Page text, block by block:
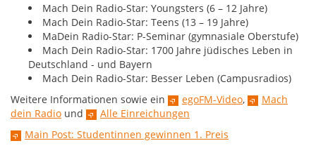
Mach Dein Radio-Star: Youngsters (6 – 12 Jahre)
Mach Dein Radio-Star: Teens (13 – 19 Jahre)
MaDein Radio-Star: P-Seminar (gymnasiale Oberstufe)
Mach Dein Radio-Star: 1700 Jahre jüdisches Leben in
Deutschland - und Bayern
Mach Dein Radio-Star: Besser Leben (Campusradios)
Weitere Informationen sowie ein
egoFM-Video,
Mach
dein Radio und
Alle Einreichungen
Main Post: Studentinnen gewinnen 1. Preis